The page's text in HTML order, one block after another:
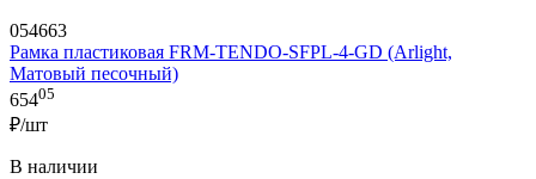
054663
Рамка пластиковая FRM-TENDO-SFPL-4-GD (Arlight,
Матовый песочный)
65405
₽/шт
В наличии